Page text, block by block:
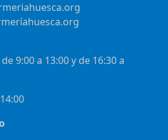
9:00 a 13:00 y de 16:30 a